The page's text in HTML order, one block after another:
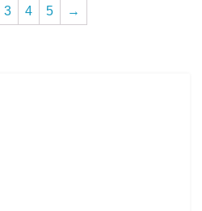
3 4 5 →